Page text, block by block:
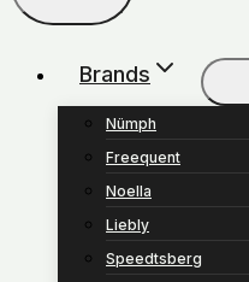
Brands
Nümph
Freequent
Noella
Liebly
Speedtsberg